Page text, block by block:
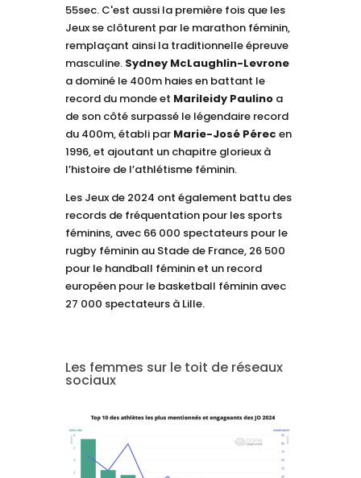
55sec. C'est aussi la première fois que les
Jeux se clôturent par le marathon féminin,
remplaçant ainsi la traditionnelle épreuve
masculine. Sydney McLaughlin-Levrone
a dominé le 400m haies en battant le
record du monde et Marileidy Paulinoa
de son côté surpassé le légendaire record
du 400m, établi par Marie-José Pérec en
1996, et ajoutant un chapitre glorieux à
l’histoire de l’athlétisme féminin.
Les Jeux de 2024 ont également battu des
records de fréquentation pour les sports
féminins, avec 66 000 spectateurs pour le
rugby féminin au Stade de France, 26 500
pour le handball féminin et un record
européen pour le basketball féminin avec
27 000 spectateurs à Lille.
Les femmes sur le toit de réseaux
sociaux